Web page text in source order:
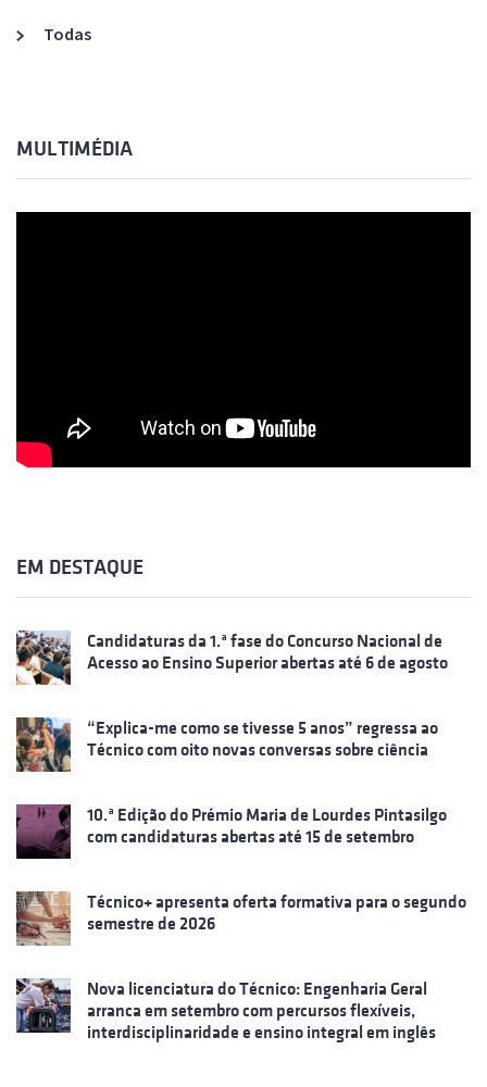
Todas
MULTIMÉDIA
EM DESTAQUE
Candidaturas da 1.ª fase do Concurso Nacional de
Acesso ao Ensino Superior abertas até 6 de agosto
“Explica-me como se tivesse 5 anos” regressa ao
Técnico com oito novas conversas sobre ciência
10.ª Edição do Prémio Maria de Lourdes Pintasilgo
com candidaturas abertas até 15 de setembro
Técnico+ apresenta oferta formativa para o segundo
semestre de 2026
Nova licenciatura do Técnico: Engenharia Geral
arranca em setembro com percursos flexíveis,
interdisciplinaridade e ensino integral em inglês